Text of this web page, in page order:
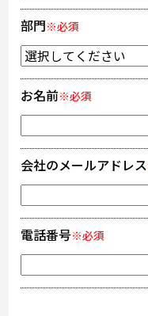
部門※必須
お名前※必須
会社のメールアドレス
電話番号※必須